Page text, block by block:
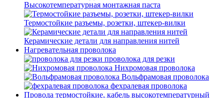
Высокотемпературная монтажная паста
Термостойкие разъемы, розетки, штекер-вилки
Керамические детали для направления нитей
Нагревательная проволока
проволока для резки
Нихромовая проволока
Вольфрамовая проволока
фехралевая проволока
Провода термостойкие, кабель высокотемпературный